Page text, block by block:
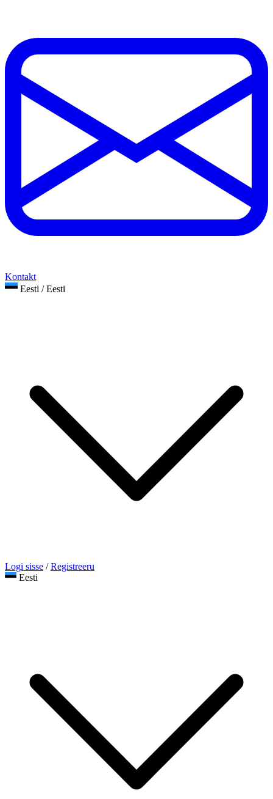
Kontakt
Eesti / Eesti
Logi sisse / Registreeru
Eesti